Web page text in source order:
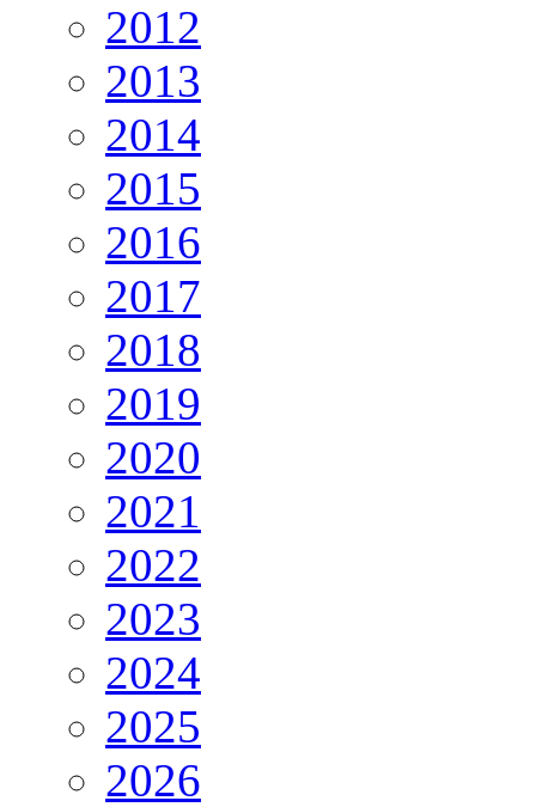
2012
2013
2014
2015
2016
2017
2018
2019
2020
2021
2022
2023
2024
2025
2026